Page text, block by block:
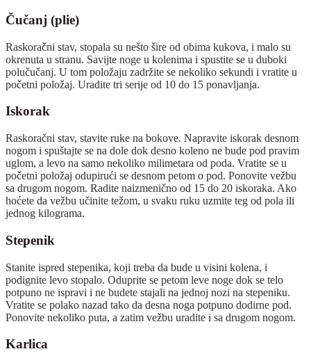
Čučanj (plie)
Raskoračni stav, stopala su nešto šire od obima kukova, i malo su
okrenuta u stranu. Savijte noge u kolenima i spustite se u duboki
polučučanj. U tom položaju zadržite se nekoliko sekundi i vratite u
početni položaj. Uradite tri serije od 10 do 15 ponavljanja.
Iskorak
Raskoračni stav, stavite ruke na bokove. Napravite iskorak desnom
nogom i spuštajte se na dole dok desno koleno ne bude pod pravim
uglom, a levo na samo nekoliko milimetara od poda. Vratite se u
početni položaj odupirući se desnom petom o pod. Ponovite vežbu
sa drugom nogom. Radite naizmenično od 15 do 20 iskoraka. Ako
hoćete da vežbu učinite težom, u svaku ruku uzmite teg od pola ili
jednog kilograma.
Stepenik
Stanite ispred stepenika, koji treba da bude u visini kolena, i
podignite levo stopalo. Oduprite se petom leve noge dok se telo
potpuno ne ispravi i ne budete stajali na jednoj nozi na stepeniku.
Vratite se polako nazad tako da desna noga potpuno dodirne pod.
Ponovite nekoliko puta, a zatim vežbu uradite i sa drugom nogom.
Karlica